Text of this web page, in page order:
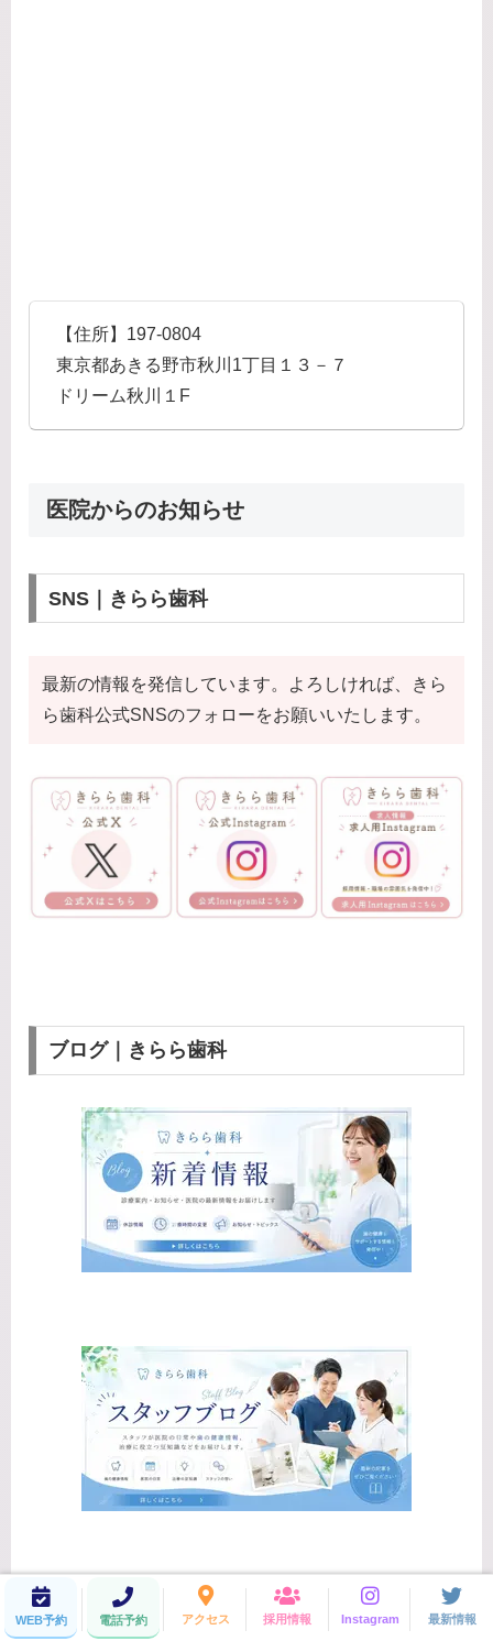
【住所】197-0804
東京都あきる野市秋川1丁目１３－７
ドリーム秋川１F
医院からのお知らせ
SNS｜きらら歯科
最新の情報を発信しています。よろしければ、きら
ら歯科公式SNSのフォローをお願いいたします。
ブログ｜きらら歯科
きらら歯科
WEB予約 電話予約 アクセス 採用情報 Instagram 最新情報